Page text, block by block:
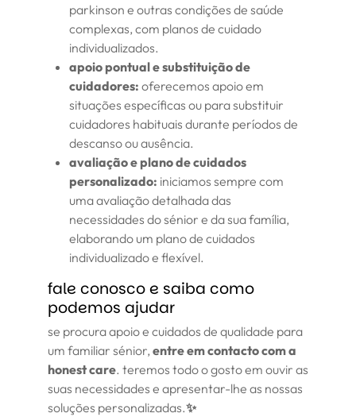
parkinson e outras condições de saúde
complexas, com planos de cuidado
individualizados.
apoio pontual e substituição de
cuidadores: oferecemos apoio em
situações específicas ou para substituir
cuidadores habituais durante períodos de
descanso ou ausência.
avaliação e plano de cuidados
personalizado: iniciamos sempre com
uma avaliação detalhada das
necessidades do sénior e da sua família,
elaborando um plano de cuidados
individualizado e flexível.
fale conosco e saiba como
podemos ajudar
se procura apoio e cuidados de qualidade para
um familiar sénior, entre em contacto com a
honest care. teremos todo o gosto em ouvir as
suas necessidades e apresentar-lhe as nossas
soluções personalizadas.✨